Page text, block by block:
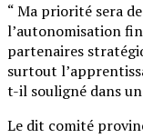
“ Ma priorité sera
l’autonomisation
partenaires
surtout
t-il souligné dans
Le dit comité